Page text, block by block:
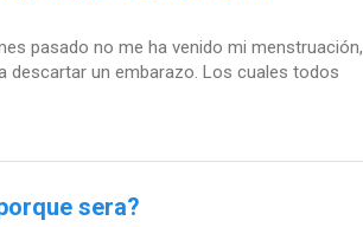
pasado no me ha venido mi menstruación,
descartar un embarazo. Los cuales todos
sera?